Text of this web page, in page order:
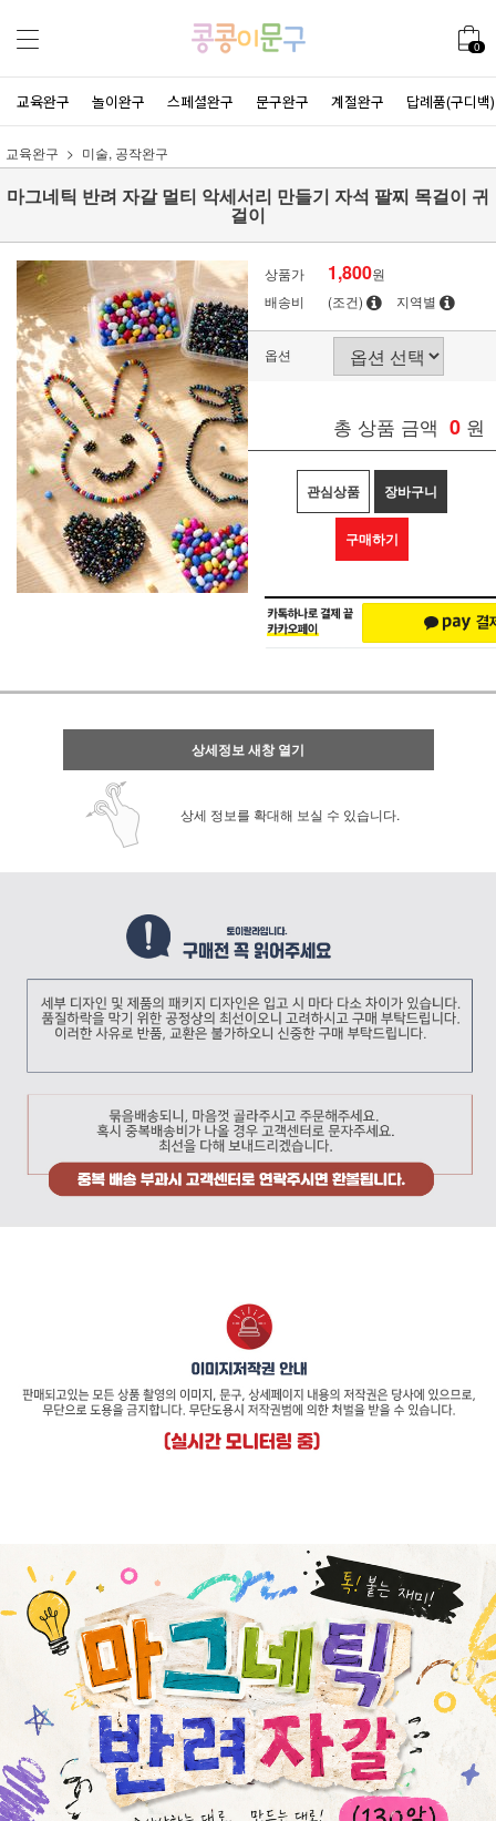
0
교육완구 놀이완구 스페셜완구 문구완구 계절완구 답례품(구디백)
교육완구 미술, 공작완구
마그네틱 반려 자갈 멀티 악세서리 만들기 자석 팔찌 목걸이 귀
걸이
상품가 1,800원
배송비
(조건) 지역별
옵션
총 상품 금액 0 원
관심상품 장바구니
구매하기
상세정보 새창 열기
상세 정보를 확대해 보실 수 있습니다.